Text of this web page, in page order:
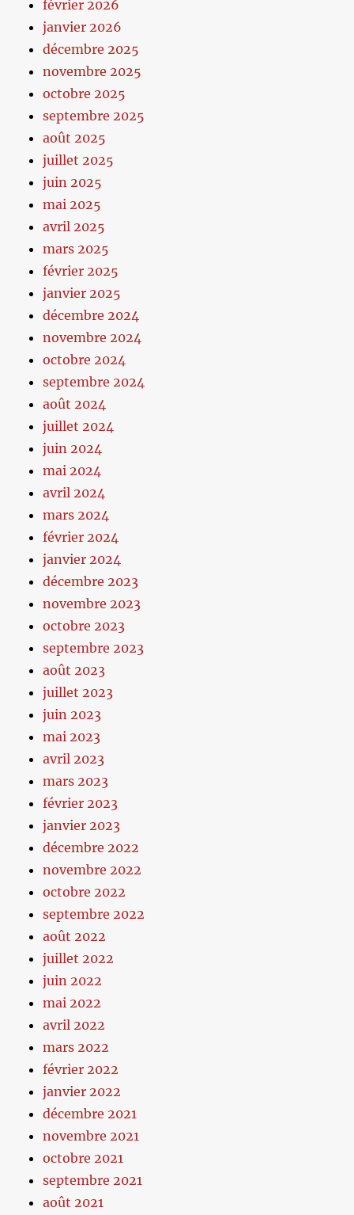
février 2026
janvier 2026
décembre 2025
novembre 2025
octobre 2025
septembre 2025
août 2025
juillet 2025
juin 2025
mai 2025
avril 2025
mars 2025
février 2025
janvier 2025
décembre 2024
novembre 2024
octobre 2024
septembre 2024
août 2024
juillet 2024
juin 2024
mai 2024
avril 2024
mars 2024
février 2024
janvier 2024
décembre 2023
novembre 2023
octobre 2023
septembre 2023
août 2023
juillet 2023
juin 2023
mai 2023
avril 2023
mars 2023
février 2023
janvier 2023
décembre 2022
novembre 2022
octobre 2022
septembre 2022
août 2022
juillet 2022
juin 2022
mai 2022
avril 2022
mars 2022
février 2022
janvier 2022
décembre 2021
novembre 2021
octobre 2021
septembre 2021
août 2021